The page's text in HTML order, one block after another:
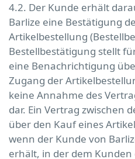
4.2. Der Kunde erhält
Barlize eine Bestätigung
Artikelbestellung
Bestellbestätigung stellt
eine Benachrichtigung
Zugang der
keine Annahme des
dar. Ein Vertrag zwischen
über den Kauf eines
wenn der Kunde von
erhält, in der dem Kunden